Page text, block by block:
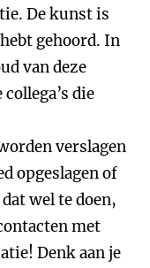
De kunst is
gehoord. In
van deze
die
verslagen
opgeslagen of
wel te doen,
met
Denk aan je